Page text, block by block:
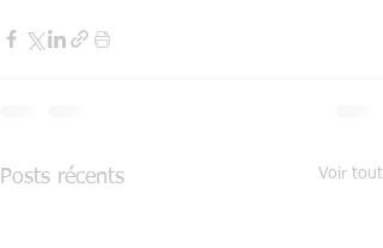
Posts récents Voir tout